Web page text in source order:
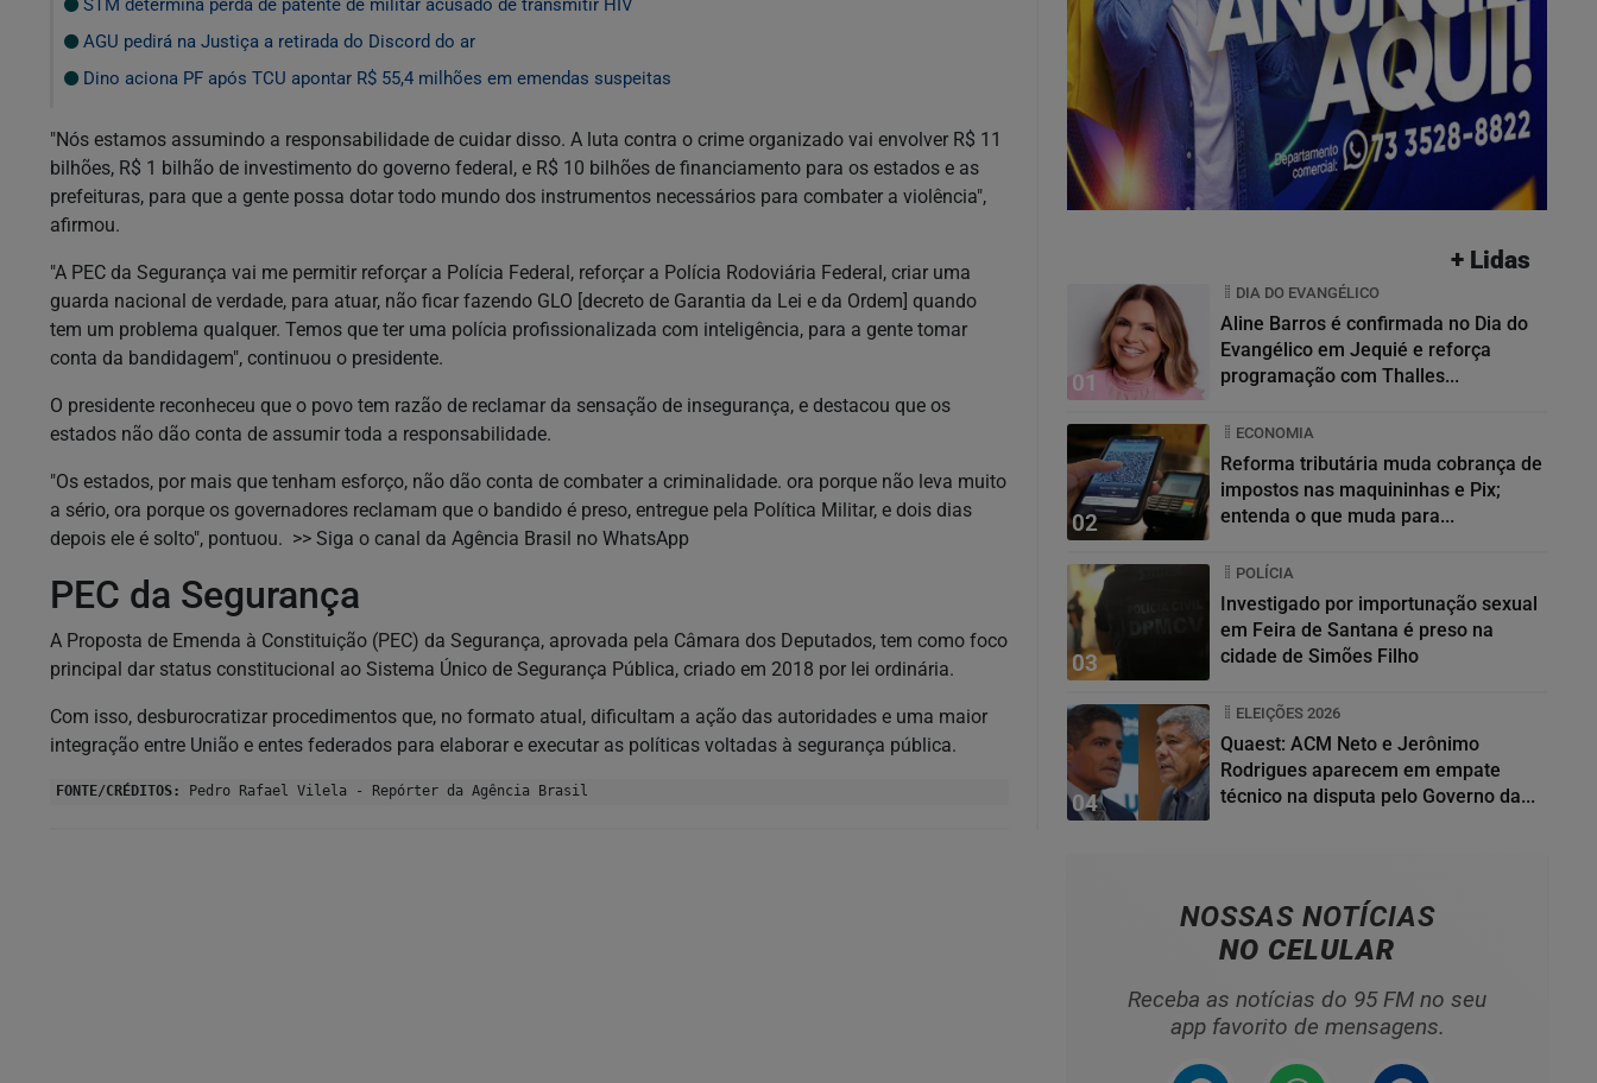
AGU pedirá na Justiça a retirada do Discord do ar
Dino aciona PF após TCU apontar R$ 55,4 milhões em emendas suspeitas
"Nós estamos assumindo a responsabilidade de cuidar disso. A luta contra o crime organizado vai envolver R$ 11
bilhões, R$ 1 bilhão de investimento do governo federal, e R$ 10 bilhões de financiamento para os estados e as
prefeituras, para que a gente possa dotar todo mundo dos instrumentos necessários para combater a violência",
afirmou.
"A PEC da Segurança vai me permitir reforçar a Polícia Federal, reforçar a Polícia Rodoviária Federal, criar uma
guarda nacional de verdade, para atuar, não ficar fazendo GLO [decreto de Garantia da Lei e da Ordem] quando
tem um problema qualquer. Temos que ter uma polícia profissionalizada com inteligência, para a gente tomar
conta da bandidagem", continuou o presidente.
O presidente reconheceu que o povo tem razão de reclamar da sensação de insegurança, e destacou que os
estados não dão conta de assumir toda a responsabilidade.
"Os estados, por mais que tenham esforço, não dão conta de combater a criminalidade. ora porque não leva muito
a sério, ora porque os governadores reclamam que o bandido é preso, entregue pela Política Militar, e dois dias
depois ele é solto", pontuou. >> Siga o canal da Agência Brasil no WhatsApp
PEC da Segurança
A Proposta de Emenda à Constituição (PEC) da Segurança, aprovada pela Câmara dos Deputados, tem como foco
principal dar status constitucional ao Sistema Único de Segurança Pública, criado em 2018 por lei ordinária.
Com isso, desburocratizar procedimentos que, no formato atual, dificultam a ação das autoridades e uma maior
integração entre União e entes federados para elaborar e executar as políticas voltadas à segurança pública.
FONTE/CRÉDITOS: Pedro Rafael Vilela - Repórter da Agência Brasil
+ Lidas
01
DIA DO EVANGÉLICO
Aline Barros é confirmada no Dia do
Evangélico em Jequié e reforça
programação com Thalles...
02
ECONOMIA
Reforma tributária muda cobrança de
impostos nas maquininhas e Pix;
entenda o que muda para...
03
POLÍCIA
Investigado por importunação sexual
em Feira de Santana é preso na
cidade de Simões Filho
04
ELEIÇÕES 2026
Quaest: ACM Neto e Jerônimo
Rodrigues aparecem em empate
técnico na disputa pelo Governo da...
NOSSAS NOTÍCIAS
NO CELULAR
Receba as notícias do 95 FM no seu
app favorito de mensagens.